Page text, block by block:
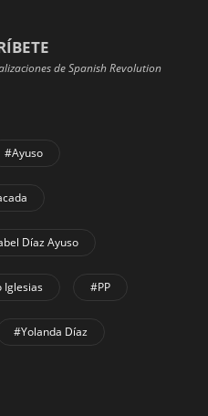
de Spanish Revolution
#Ayuso
Díaz Ayuso
Iglesias #PP
#Yolanda Díaz